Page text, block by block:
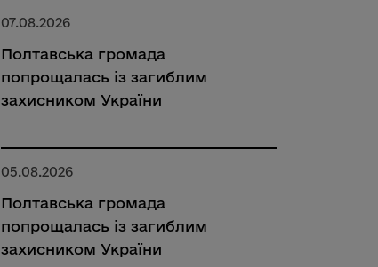
07.08.2026
Полтавська громада
попрощалась із загиблим
захисником України
05.08.2026
Полтавська громада
попрощалась із загиблим
захисником України